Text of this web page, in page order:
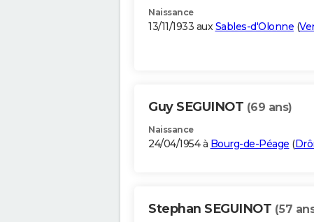
Naissance
13/11/1933 auxSables-d'Olonne (
Guy SEGUINOT (69 ans)
Naissance
24/04/1954 à Bourg-de-Péage (
Stephan SEGUINOT (57